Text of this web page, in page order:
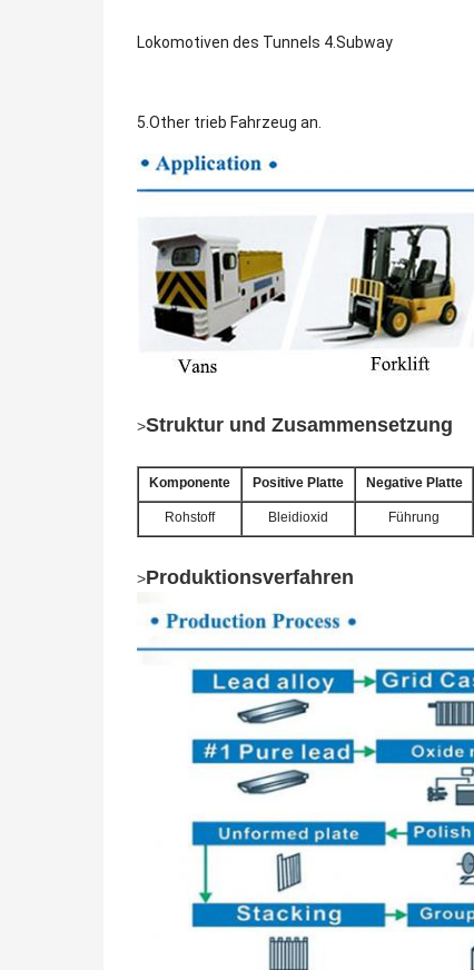
Lokomotiven des Tunnels 4.Subway
5.Other trieb Fahrzeug an.
>Struktur und Zusammensetzung
Komponente Positive Platte Negative Platte
Rohstoff Bleidioxid Führung
>Produktionsverfahren